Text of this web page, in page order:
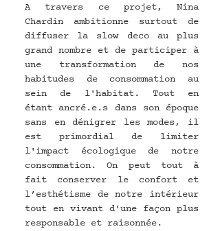
A travers ce projet, Nina
Chardin ambitionne surtout de
diffuser la slow deco au plus
grand nombre et de participer à
une transformation de nos
habitudes de consommation au
sein de l'habitat. Tout en
étant ancré.e.s dans son époque
sans en dénigrer les modes, il
est primordial de limiter
l'impact écologique de notre
consommation. On peut tout à
fait conserver le confort et
l’esthétisme de notre intérieur
tout en vivant d’une façon plus
responsable et raisonnée.